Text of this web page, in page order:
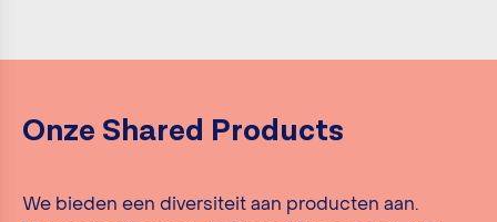
Onze Shared Products
We bieden een diversiteit aan producten aan.